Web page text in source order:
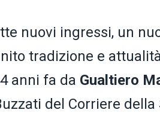
nuovi ingressi, un
tradizione e
anni fa da Gualtiero
del Corriere della